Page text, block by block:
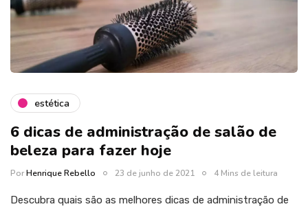
estética
6 dicas de administração de salão de
beleza para fazer hoje
PorHenrique Rebello 23 de junho de 2021 4 Mins de leitura
Descubra quais são as melhores dicas de administração de